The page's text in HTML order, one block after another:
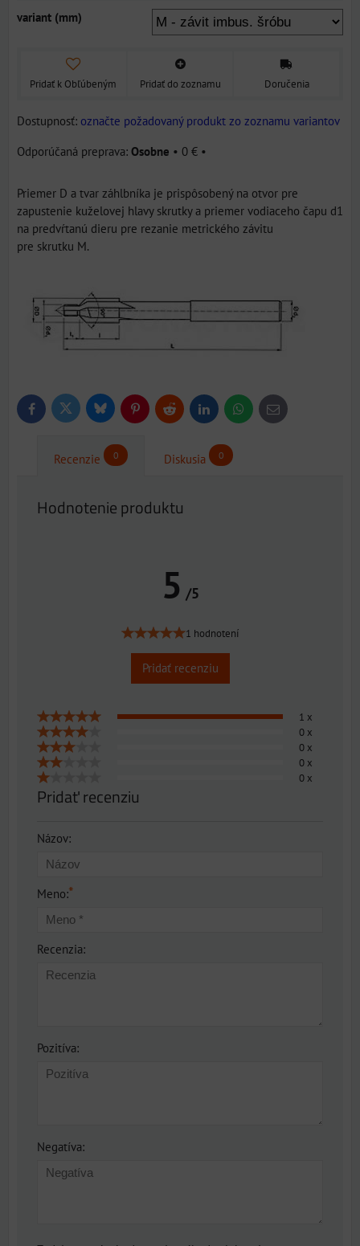
variant (mm)
Pridať k Obľúbeným Pridať do zoznamu Doručenia
Dostupnosť: označte požadovaný produkt zo zoznamu variantov
Osobne • 0 € •
Priemer D a tvar záhlbníka je prispôsobený na otvor pre
zapustenie kuželovej hlavy skrutky a priemer vodiaceho čapu d1
na predvŕtanú dieru pre rezanie metrického závitu
pre skrutku M.
FacebookTwitter BlueskyPinterestReddit LinkedInWhatsApp
E-
mail
Recenzie 0 Diskusia 0
Hodnotenie produktu
5 /5
1 hodnotení
Pridať recenziu
1 x
0 x
0 x
0 x
0 x
Pridať recenziu
Názov:
Meno:*
Recenzia:
Pozitíva:
Negatíva: